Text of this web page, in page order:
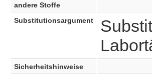
andere Stoffe
Substitutionsargument
Sicherheitshinweise